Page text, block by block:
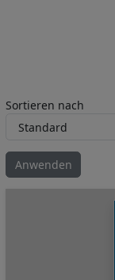
Sortieren nach